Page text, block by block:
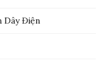
Dây Điện